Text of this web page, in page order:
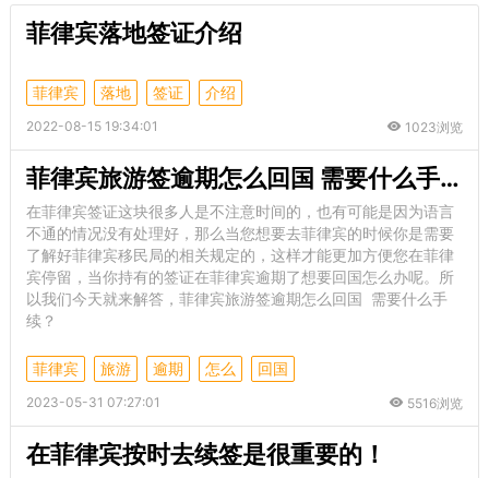
菲律宾落地签证介绍
菲律宾 落地 签证 介绍
2022-08-15 19:34:01 1023浏览
菲律宾旅游签逾期怎么回国 需要什么手续
在菲律宾签证这块很多人是不注意时间的，也有可能是因为语言
不通的情况没有处理好，那么当您想要去菲律宾的时候你是需要
了解好菲律宾移民局的相关规定的，这样才能更加方便您在菲律
宾停留，当你持有的签证在菲律宾逾期了想要回国怎么办呢。所
以我们今天就来解答，菲律宾旅游签逾期怎么回国 需要什么手
续？
菲律宾 旅游 逾期 怎么 回国
2023-05-31 07:27:01 5516浏览
在菲律宾按时去续签是很重要的！